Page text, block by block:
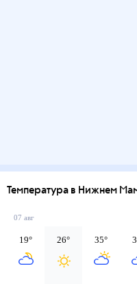
Температура в Нижнем
07 авг
19° 26° 35°